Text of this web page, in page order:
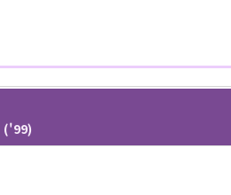
('99)